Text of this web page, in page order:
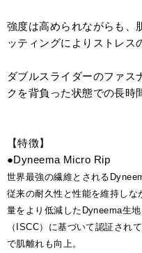
強度は高められながらも、
ッティングによりストレス
ダブルスライダーのファス
クを背負った状態での長時
【特徴】
●Dyneema Micro Rip
世界最強の繊維とされる
従来の耐久性と性能を維持しな
量をより低減したDyneema生
（ISCC）に基づいて認証され
で肌離れも向上。